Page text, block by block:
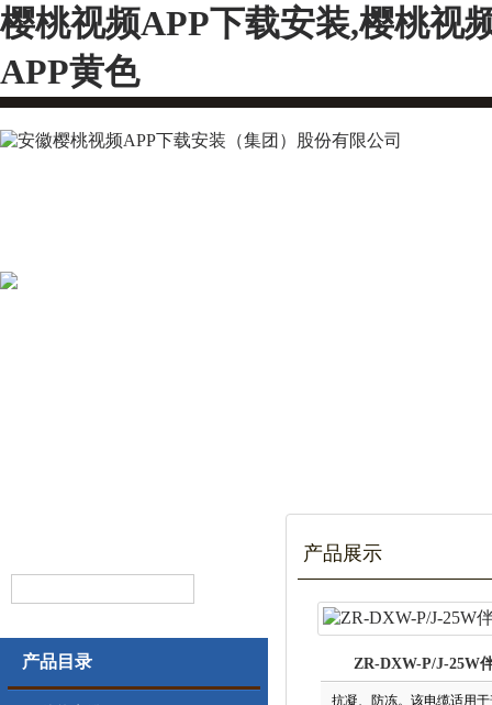
樱桃视频APP下载安装,樱桃视
APP黄色
产品目录
产品展示
ZR-DXW-P/J-25W
抗凝、防冻。该电缆适用